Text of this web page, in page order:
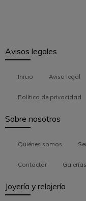
Avisos legales
Inicio Aviso legal
Política de privacidad
Sobre nosotros
Quiénes somos
Contactar
Joyería y relojería